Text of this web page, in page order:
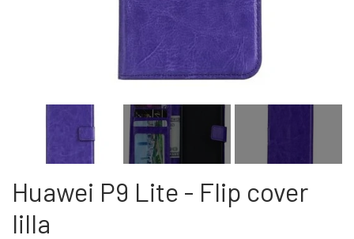
Huawei P9 Lite - Flip cover
lilla